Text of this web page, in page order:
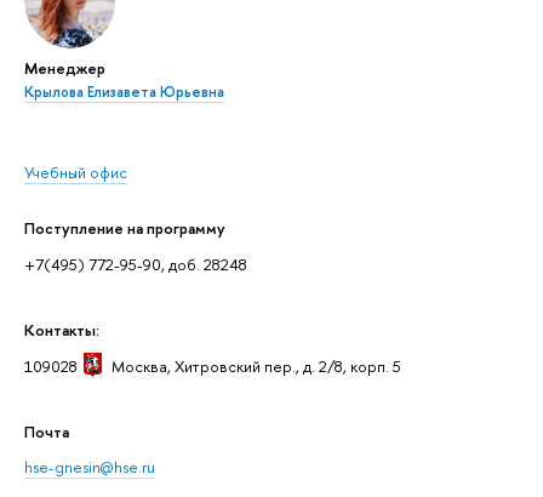
Менеджер
Крылова Елизавета Юрьевна
Учебный офис
Поступление на программу
+7(495) 772-95-90, доб. 28248
Контакты:
109028
Москва, Хитровский пер., д. 2/8, корп. 5
Почта
hse-gnesin@hse.ru